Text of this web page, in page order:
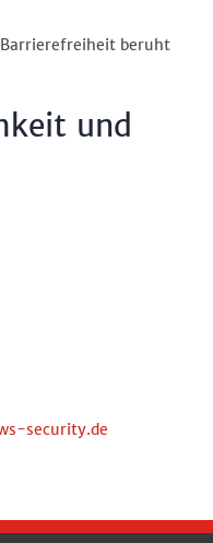
Barrierefreiheit beruht
und
security.de